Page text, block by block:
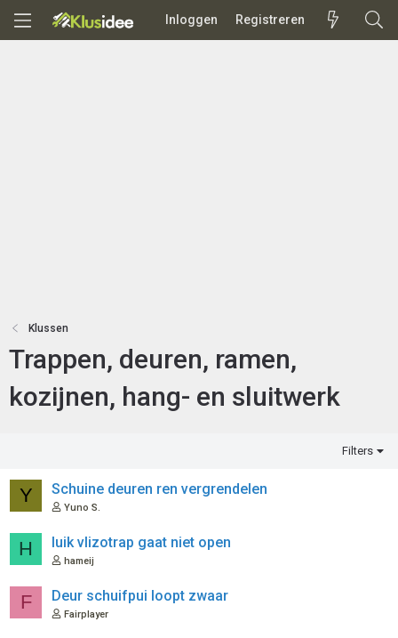
Inloggen Registreren
Klussen
Trappen, deuren, ramen,
kozijnen, hang- en sluitwerk
Filters
Y Schuine deuren ren vergrendelen
Yuno S.
H luik vlizotrap gaat niet open
hameij
F Deur schuifpui loopt zwaar
Fairplayer